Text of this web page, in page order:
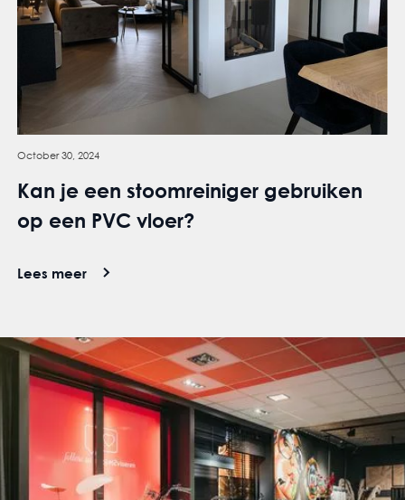
October 30, 2024
Kan je een stoomreiniger gebruiken
op een PVC vloer?
Lees meer